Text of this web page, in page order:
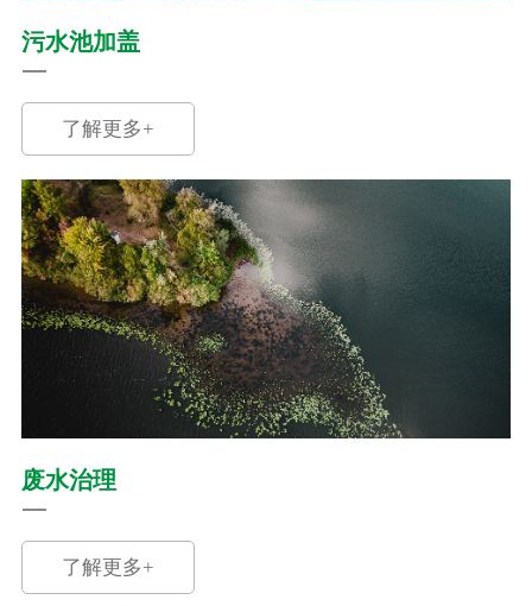
污水池加盖
了解更多+
废水治理
了解更多+